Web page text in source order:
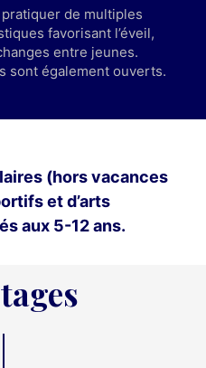
de multiples
favorisant l’éveil,
entre jeunes.
sont également ouverts.
(hors vacances
et d’arts
aux 5-12 ans.